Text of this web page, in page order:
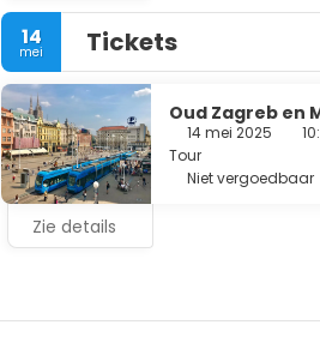
14
mei Tickets
Oud Zagreb en
14 mei 2025
Tour
Niet vergoedbaar
Zie details